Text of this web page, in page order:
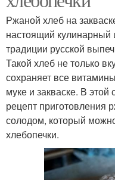
Ржаной хлеб на
настоящий кулинарный
традиции русской
Такой хлеб не только
сохраняет все
муке и закваске. В
рецепт приготовления
солодом, который
хлебопечки.